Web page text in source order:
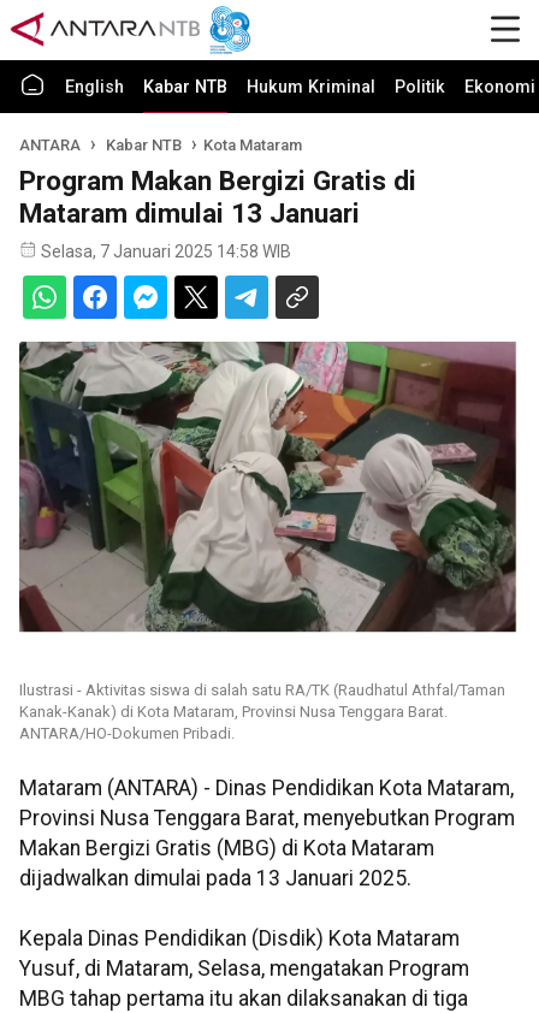
English Kabar NTB Hukum Kriminal Politik
ANTARA Kabar NTB Kota Mataram
Program Makan Bergizi Gratis di
Mataram dimulai 13 Januari
Selasa, 7 Januari 2025 14:58 WIB
Ilustrasi - Aktivitas siswa di salah satu RA/TK (Raudhatul Athfal/Taman
Kanak-Kanak) di Kota Mataram, Provinsi Nusa Tenggara Barat.
ANTARA/HO-Dokumen Pribadi.
Mataram (ANTARA) - Dinas Pendidikan Kota Mataram,
Provinsi Nusa Tenggara Barat, menyebutkan Program
Makan Bergizi Gratis (MBG) di Kota Mataram
dijadwalkan dimulai pada 13 Januari 2025.
Kepala Dinas Pendidikan (Disdik) Kota Mataram
Yusuf, di Mataram, Selasa, mengatakan Program
MBG tahap pertama itu akan dilaksanakan di tiga